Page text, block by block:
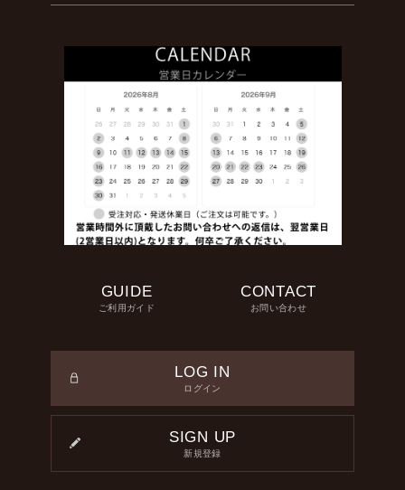
GUIDE
ご利用ガイド
CONTACT
お問い合わせ
LOG IN
ログイン
SIGN UP
新規登録